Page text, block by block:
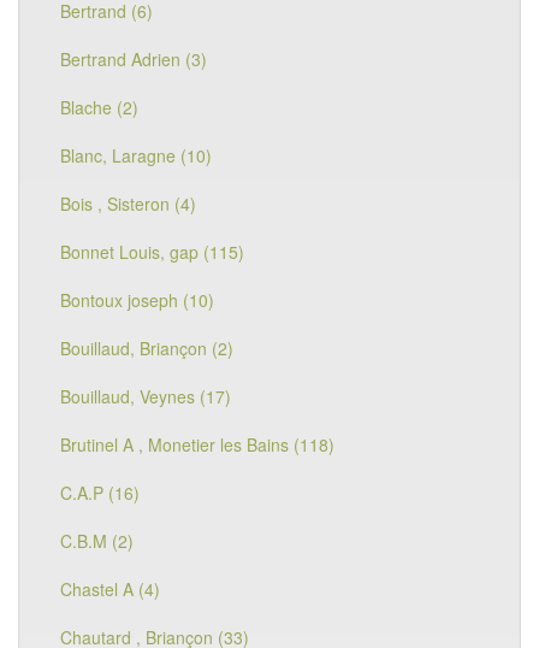
Bertrand (6)
Bertrand Adrien (3)
Blache (2)
Blanc, Laragne (10)
Bois , Sisteron (4)
Bonnet Louis, gap (115)
Bontoux joseph (10)
Bouillaud, Briançon (2)
Bouillaud, Veynes (17)
Brutinel A , Monetier les Bains (118)
C.A.P (16)
C.B.M (2)
Chastel A (4)
Chautard , Briançon (33)